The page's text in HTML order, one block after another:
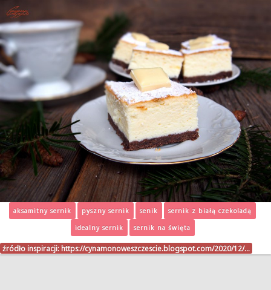
aksamitny sernik pyszny sernik senik
sernik z białą czekoladą
idealny sernik
sernik na święta
źródło inspiracji: https://cynamonoweszczescie.blogspot.com/2020/12/…